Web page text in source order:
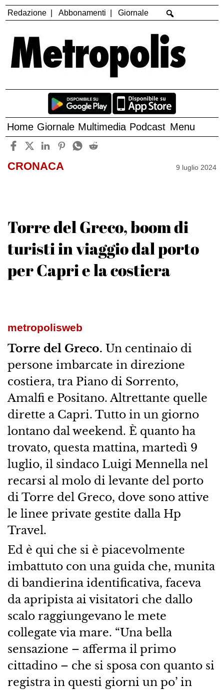
Redazione Abbonamenti Giornale
Home Giornale Multimedia Podcast Menu
CRONACA 9 luglio 2024
Torre del Greco, boom di
turisti in viaggio dal porto
per Capri e la costiera
metropolisweb
Torre del Greco. Un centinaio di
persone imbarcate in direzione
costiera, tra Piano di Sorrento,
Amalfi e Positano. Altrettante quelle
dirette a Capri. Tutto in un giorno
lontano dal weekend. È quanto ha
trovato, questa mattina, martedì 9
luglio, il sindaco Luigi Mennella nel
recarsi al molo di levante del porto
di Torre del Greco, dove sono attive
le linee private gestite dalla Hp
Travel.
Ed è qui che si è piacevolmente
imbattuto con una guida che, munita
di bandierina identificativa, faceva
da apripista ai visitatori che dallo
scalo raggiungevano le mete
collegate via mare. “Una bella
sensazione – afferma il primo
cittadino – che si sposa con quanto si
registra in questi giorni un po’ in